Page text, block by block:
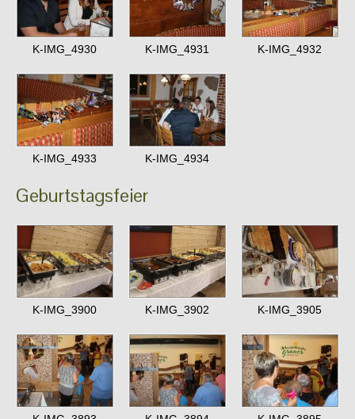
K-IMG_4930 K-IMG_4931 K-IMG_4932
K-IMG_4933 K-IMG_4934
Geburtstagsfeier
K-IMG_3900 K-IMG_3902 K-IMG_3905